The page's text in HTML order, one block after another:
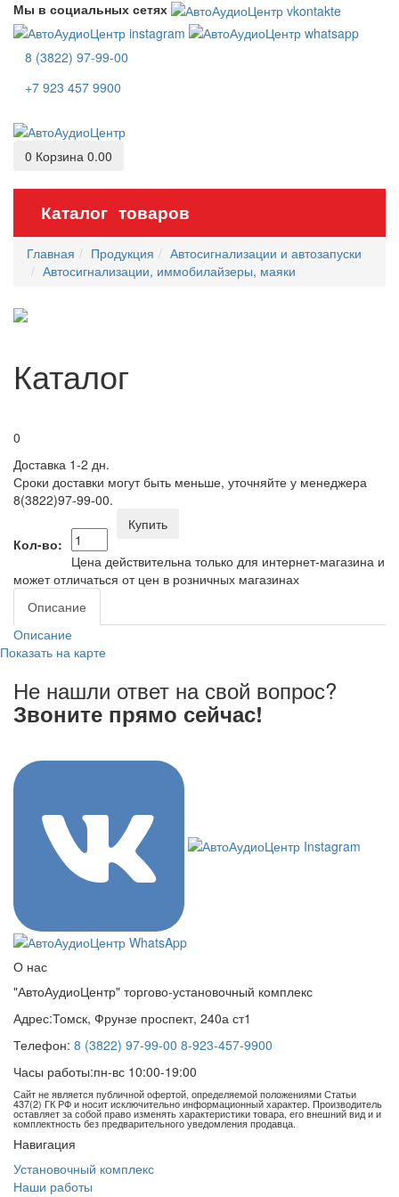
Мы в социальных сетях
8 (3822) 97-99-00
+7 923 457 9900
0 Корзина 0.00
Каталог товаров
Главная Продукция
Автосигнализации и автозапуски
Автосигнализации, иммобилайзеры, маяки
Каталог
0
Доставка 1-2 дн.
Сроки доставки могут быть меньше, уточняйте у менеджера
8(3822)97-99-00.
Кол-во:
Купить
Цена действительна только для интернет-магазина и
может отличаться от цен в розничных магазинах
Описание
Описание
Показать на карте
Не нашли ответ на свой вопрос?
Звоните прямо сейчас!
О нас
"АвтоАудиоЦентр" торгово-установочный комплекс
Адрес:Томск, Фрунзе проспект, 240а ст1
Телефон: 8 (3822) 97-99-00 8-923-457-9900
Часы работы:пн-вс 10:00-19:00
Сайт не является публичной офертой, определяемой положениями Статьи
437(2) ГК РФ и носит исключительно информационный характер. Производитель
оставляет за собой право изменять характеристики товара, его внешний вид и и
комплектность без предварительного уведомления продавца.
Навигация
Установочный комплекс
Наши работы